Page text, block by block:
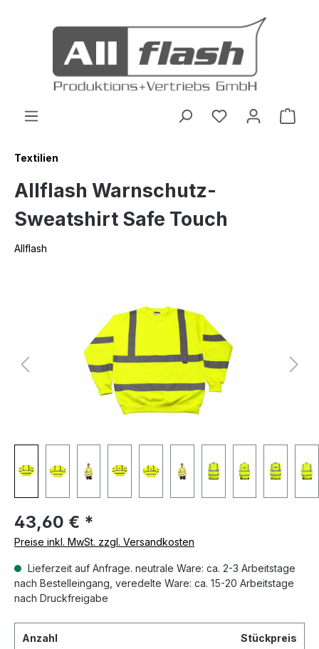
Textilien
Allflash Warnschutz-
Sweatshirt Safe Touch
Allflash
43,60 € *
Preise inkl. MwSt. zzgl. Versandkosten
Lieferzeit auf Anfrage. neutrale Ware: ca. 2-3 Arbeitstage
nach Bestelleingang, veredelte Ware: ca. 15-20 Arbeitstage
nach Druckfreigabe
Anzahl Stückpreis